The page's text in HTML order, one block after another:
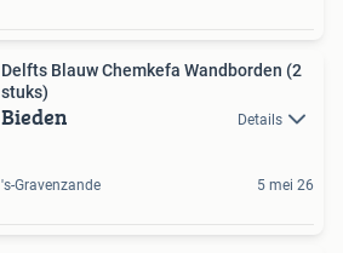
Delfts Blauw Chemkefa Wandborden (2
stuks)
Bieden Details
's-Gravenzande 5 mei 26